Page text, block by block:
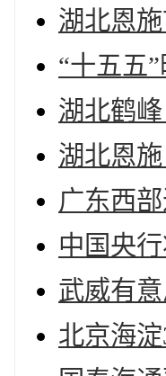
湖北恩
“十五五
湖北鹤
湖北恩
广东西
中国央
武威有
北京海